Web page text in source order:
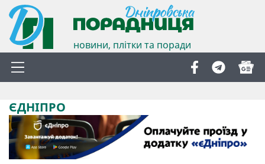
новини, плітки та поради
ЄДНІПРО